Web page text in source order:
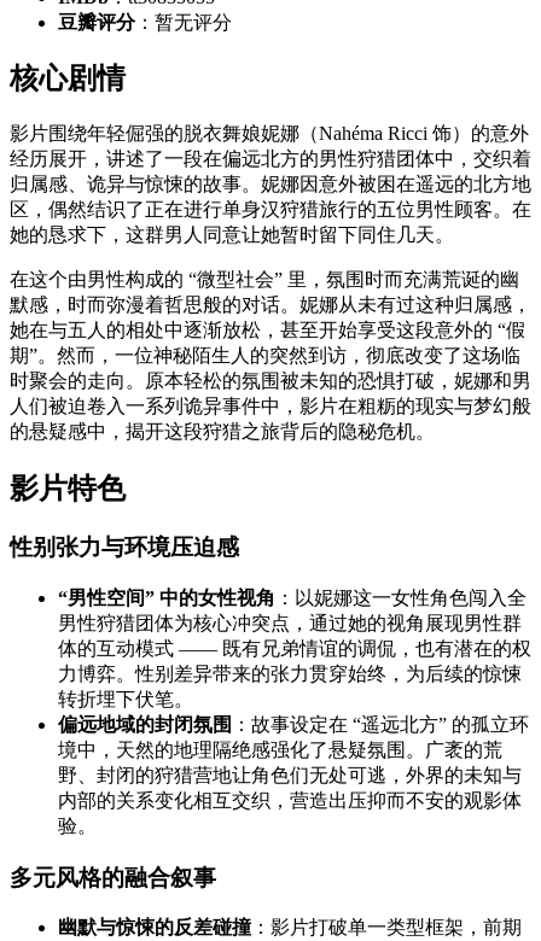
豆瓣评分：暂无评分
核心剧情
影片围绕年轻倔强的脱衣舞娘妮娜（Nahéma Ricci 饰）的意外
经历展开，讲述了一段在偏远北方的男性狩猎团体中，交织着
归属感、诡异与惊悚的故事。妮娜因意外被困在遥远的北方地
区，偶然结识了正在进行单身汉狩猎旅行的五位男性顾客。在
她的恳求下，这群男人同意让她暂时留下同住几天。
在这个由男性构成的 “微型社会” 里，氛围时而充满荒诞的幽
默感，时而弥漫着哲思般的对话。妮娜从未有过这种归属感，
她在与五人的相处中逐渐放松，甚至开始享受这段意外的 “假
期”。然而，一位神秘陌生人的突然到访，彻底改变了这场临
时聚会的走向。原本轻松的氛围被未知的恐惧打破，妮娜和男
人们被迫卷入一系列诡异事件中，影片在粗粝的现实与梦幻般
的悬疑感中，揭开这段狩猎之旅背后的隐秘危机。
影片特色
性别张力与环境压迫感
“男性空间” 中的女性视角 ：以妮娜这一女性角色闯入全
男性狩猎团体为核心冲突点，通过她的视角展现男性群
体的互动模式 —— 既有兄弟情谊的调侃，也有潜在的权
力博弈。性别差异带来的张力贯穿始终，为后续的惊悚
转折埋下伏笔。
偏远地域的封闭氛围 ：故事设定在 “遥远北方” 的孤立环
境中，天然的地理隔绝感强化了悬疑氛围。广袤的荒
野、封闭的狩猎营地让角色们无处可逃，外界的未知与
内部的关系变化相互交织，营造出压抑而不安的观影体
验。
多元风格的融合叙事
幽默与惊悚的反差碰撞 ：影片打破单一类型框架，前期